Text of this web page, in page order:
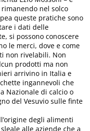
nel solco
queste pratiche sono
i dati delle
si possono conoscere
le merci, dove e come
non rivelabili. Non
prodotti ma non
arrivino in Italia e
ingannevoli che
Nazionale di calcio o
del Vesuvio sulle finte
degli alimenti
alle aziende che a